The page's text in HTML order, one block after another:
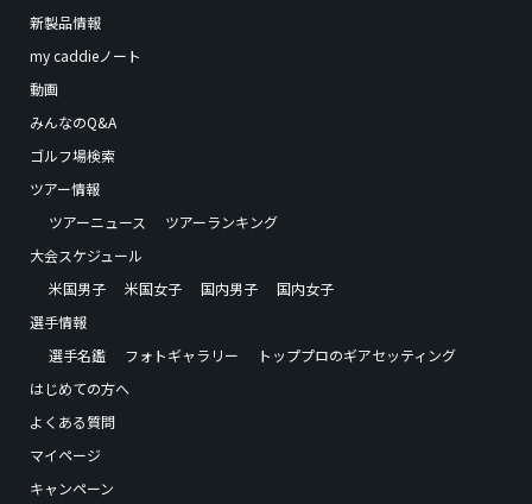
新製品情報
my caddieノート
動画
みんなのQ&A
ゴルフ場検索
ツアー情報
ツアーニュース
ツアーランキング
大会スケジュール
米国男子
米国女子 国内男子
国内女子
選手情報
選手名鑑
フォトギャラリー
トッププロのギアセッティング
はじめての方へ
よくある質問
マイページ
キャンペーン